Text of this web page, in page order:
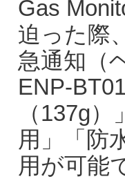
Gas
迫った際
急通知（
ENP-
（137g
用」「防
用が可能